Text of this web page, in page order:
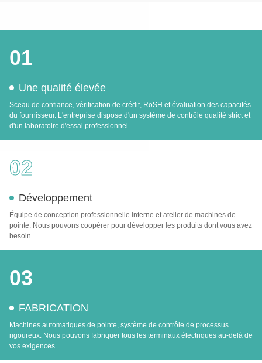
01
Une qualité élevée
Sceau de confiance, vérification de crédit, RoSH et évaluation des capacités
du fournisseur. L'entreprise dispose d'un système de contrôle qualité strict et
d'un laboratoire d'essai professionnel.
02
Développement
Équipe de conception professionnelle interne et atelier de machines de
pointe. Nous pouvons coopérer pour développer les produits dont vous avez
besoin.
03
FABRICATION
Machines automatiques de pointe, système de contrôle de processus
rigoureux. Nous pouvons fabriquer tous les terminaux électriques au-delà de
vos exigences.